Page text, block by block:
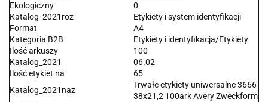
Ekologiczny
0
Katalog_2021roz
Etykiety i system identyfikacji
Format
A4
Kategoria B2B
Etykiety i identyfikacja/Etykiety
Ilość arkuszy
100
Katalog_2021
06.02
Ilość etykiet na
65
Katalog_2021naz
Trwałe etykiety uniwersalne 3666
38x21,2 100ark Avery Zweckform